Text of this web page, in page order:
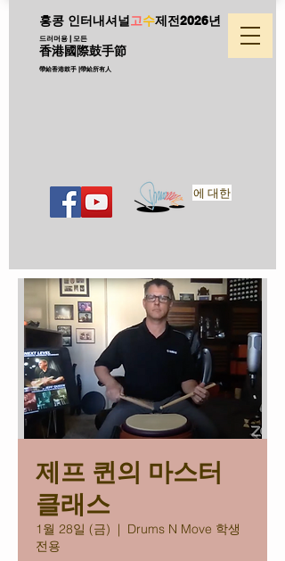
홍콩 인터내셔널 고수제전2026년
드러머용 | 모든
香港國際鼓手節
帶給香港鼓手 |帶給所有人
에 대한
제프 퀸의 마스터
클래스
1월 28일 (금)
  |
Drums N Move 학생
전용